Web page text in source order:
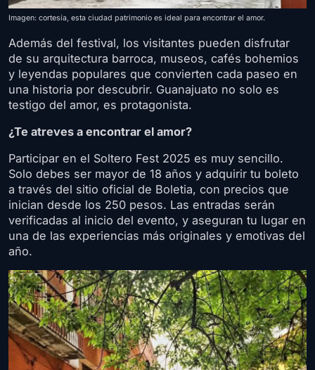
Imagen: cortesía, esta ciudad patrimonio es ideal para encontrar el amor.
Además del festival, los visitantes pueden disfrutar
de su arquitectura barroca, museos, cafés bohemios
y leyendas populares que convierten cada paseo en
una historia por descubrir. Guanajuato no solo es
testigo del amor, es protagonista.
¿Te atreves a encontrar el amor?
Participar en el Soltero Fest 2025 es muy sencillo.
Solo debes ser mayor de 18 años y adquirir tu boleto
a través del sitio oficial de Boletia, con precios que
inician desde los 250 pesos. Las entradas serán
verificadas al inicio del evento, y aseguran tu lugar en
una de las experiencias más originales y emotivas del
año.